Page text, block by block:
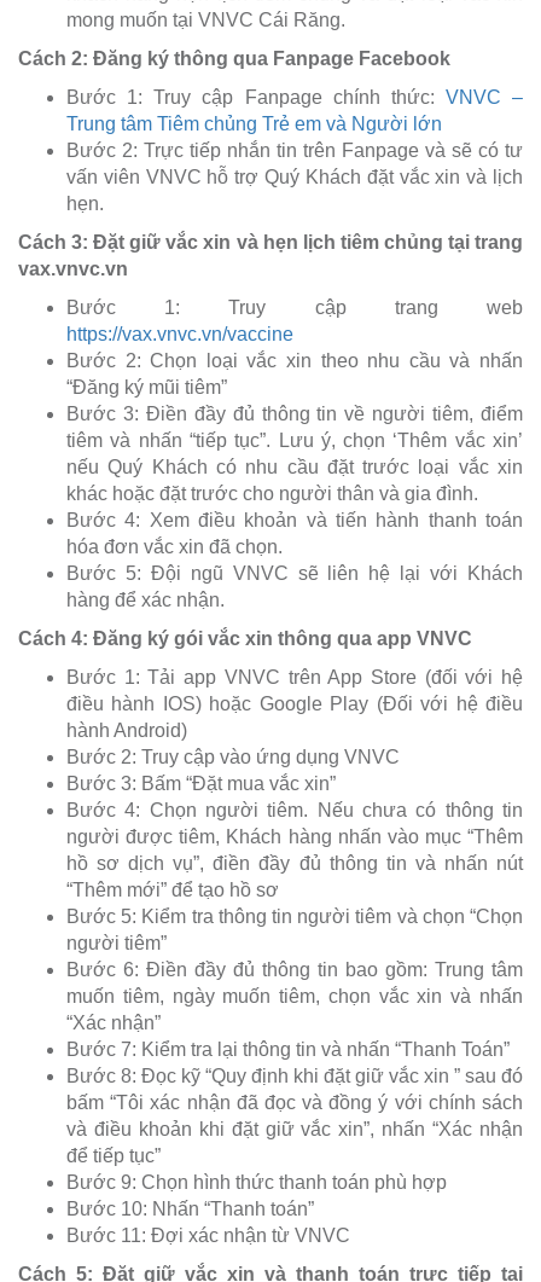
mong muốn tại VNVC Cái Răng.
Cách 2: Đăng ký thông qua Fanpage Facebook
Bước 1: Truy cập Fanpage chính thức: VNVC –
Trung tâm Tiêm chủng Trẻ em và Người lớn
Bước 2: Trực tiếp nhắn tin trên Fanpage và sẽ có tư
vấn viên VNVC hỗ trợ Quý Khách đặt vắc xin và lịch
hẹn.
Cách 3: Đặt giữ vắc xin và hẹn lịch tiêm chủng tại trang
vax.vnvc.vn
Bước 1: Truy cập trang web
https://vax.vnvc.vn/vaccine
Bước 2: Chọn loại vắc xin theo nhu cầu và nhấn
“Đăng ký mũi tiêm”
Bước 3: Điền đầy đủ thông tin về người tiêm, điểm
tiêm và nhấn “tiếp tục”. Lưu ý, chọn ‘Thêm vắc xin’
nếu Quý Khách có nhu cầu đặt trước loại vắc xin
khác hoặc đặt trước cho người thân và gia đình.
Bước 4: Xem điều khoản và tiến hành thanh toán
hóa đơn vắc xin đã chọn.
Bước 5: Đội ngũ VNVC sẽ liên hệ lại với Khách
hàng để xác nhận.
Cách 4: Đăng ký gói vắc xin thông qua app VNVC
Bước 1: Tải app VNVC trên App Store (đối với hệ
điều hành IOS) hoặc Google Play (Đối với hệ điều
hành Android)
Bước 2: Truy cập vào ứng dụng VNVC
Bước 3: Bấm “Đặt mua vắc xin”
Bước 4: Chọn người tiêm. Nếu chưa có thông tin
người được tiêm, Khách hàng nhấn vào mục “Thêm
hồ sơ dịch vụ”, điền đầy đủ thông tin và nhấn nút
“Thêm mới” để tạo hồ sơ
Bước 5: Kiểm tra thông tin người tiêm và chọn “Chọn
người tiêm”
Bước 6: Điền đầy đủ thông tin bao gồm: Trung tâm
muốn tiêm, ngày muốn tiêm, chọn vắc xin và nhấn
“Xác nhận”
Bước 7: Kiểm tra lại thông tin và nhấn “Thanh Toán”
Bước 8: Đọc kỹ “Quy định khi đặt giữ vắc xin ” sau đó
bấm “Tôi xác nhận đã đọc và đồng ý với chính sách
và điều khoản khi đặt giữ vắc xin”, nhấn “Xác nhận
để tiếp tục”
Bước 9: Chọn hình thức thanh toán phù hợp
Bước 10: Nhấn “Thanh toán”
Bước 11: Đợi xác nhận từ VNVC
Cách 5: Đặt giữ vắc xin và thanh toán trực tiếp tại